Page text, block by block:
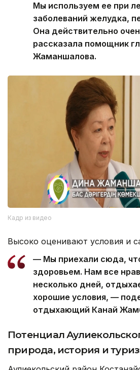
Мы используем ее при
заболеваний желудка,
Она действительно
рассказала помощник
Жаманшалова.
Кадр из видео
Высоко оценивают условия и
— Мы приехали сюда,
здоровьем. Нам все
несколько дней,
хорошие условия, —
отдыхающий Канай
Потенциал
природа, история и